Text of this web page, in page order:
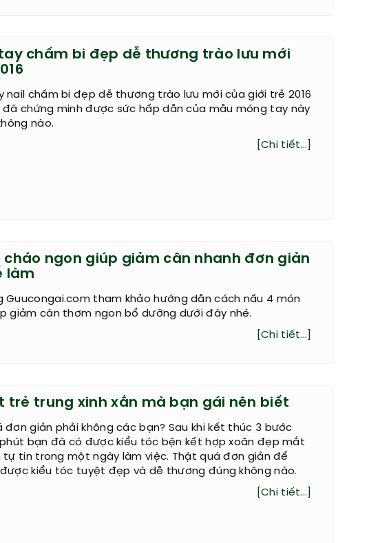
chấm bi đẹp dễ thương trào lưu mới
nail chấm bi đẹp dễ thương trào lưu mới của giới trẻ 2016
chứng minh được sức hấp dẫn của mẫu móng tay này
nào.
[Chi tiết...]
cháo ngon giúp giảm cân nhanh đơn giản
làm
Guucongai.com tham khảo hướng dẫn cách nấu 4 món
giảm cân thơm ngon bổ dưỡng dưới đây nhé.
[Chi tiết...]
trẻ trung xinh xắn mà bạn gái nên biết
đơn giản phải không các bạn? Sau khi kết thúc 3 bước
phút bạn đã có được kiểu tóc bện kết hợp xoăn đẹp mắt
tự tin trong một ngày làm việc. Thật quá đơn giản để
kiểu tóc tuyệt đẹp và dễ thương đúng không nào.
[Chi tiết...]